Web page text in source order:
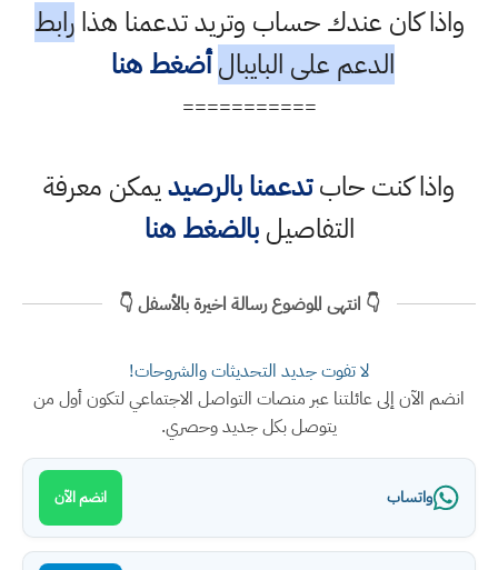
واذا كان عندك حساب وتريد تدعمنا هذارابط
الدعم على البايبال أضغط هنا
===========
واذا كنت حابتدعمنا بالرصيديمكن معرفة
التفاصيلبالضغط هنا
👇 انتهى الموضوع رسالة اخيرة بالأسفل 👇
لا تفوت جديد التحديثات والشروحات!
انضم الآن إلى عائلتنا عبر منصات التواصل الاجتماعي لتكون أول من
يتوصل بكل جديد وحصري.
واتساب انضم الآن